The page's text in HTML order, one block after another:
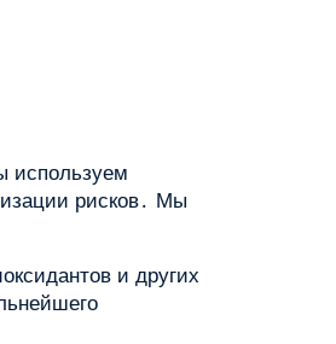
используем
рисков․ Мы
и других